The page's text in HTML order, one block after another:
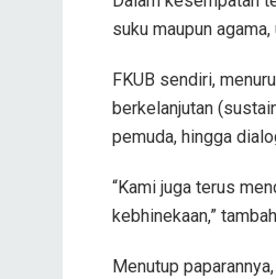
suku maupun
FKUB sendiri,
berkelanjutan
pemuda, hingga
“Kami juga terus
kebhinekaan,”
Menutup